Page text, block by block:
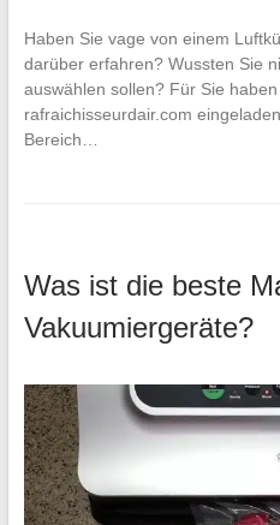
Haben Sie vage von einem
darüber erfahren? Wussten Sie
auswählen sollen? Für Sie
rafraichisseurdair.com
Bereich…
Was ist die beste
Vakuumiergeräte?